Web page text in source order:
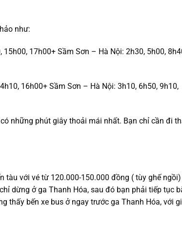
như:
17h00+ Sầm Sơn – Hà Nội: 2h30, 5h00,
16h00+ Sầm Sơn – Hà Nội: 3h10, 6h50, 9h10,
những phút giây thoải mái nhất. Bạn chỉ cần đi
tàu với vé từ 120.000-150.000 đồng ( tùy ghế
dừng ở ga Thanh Hóa, sau đó bạn phải tiếp tục
thấy bến xe bus ở ngay trước ga Thanh Hóa, với